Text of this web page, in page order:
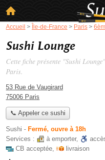
Accueil > Île-de-France > Paris >
Sushi Lounge
Cette fiche présente "Sushi
Paris.
53 Rue de Vaugirard
75006 Paris
📞 Appeler ce sushi
Sushi - Fermé, ouvre à 18h
Services :
à emporter,
CB acceptée, livraison